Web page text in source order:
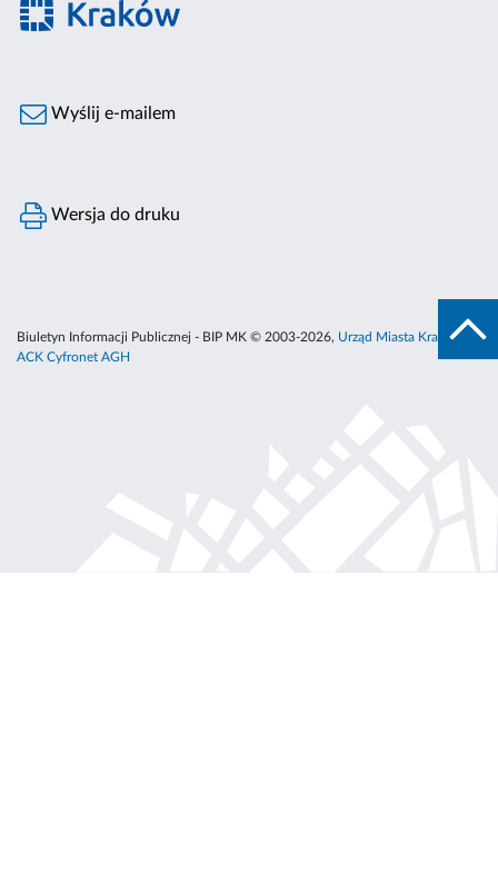
Wyślij e-mailem
Wersja do druku
Biuletyn Informacji Publicznej - BIP MK © 2003-2026, Urząd Miasta Krakowa
ACK Cyfronet AGH